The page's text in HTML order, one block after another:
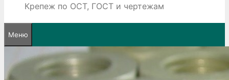
Крепеж по ОСТ, ГОСТ и чертежам
Меню